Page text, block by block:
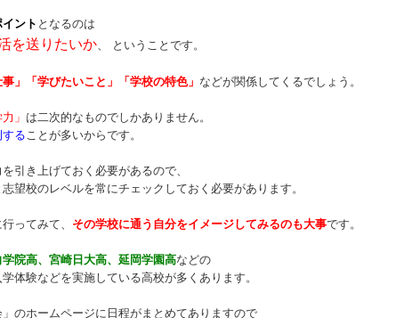
ント となるのは
を送りたいか、 ということです。
事」「学びたいこと」「学校の特色」 などが関係してくるでしょう。
」 は二次的なものでしかありません。
ることが多いからです。
引き上げておく必要があるので、
望校のレベルを常にチェックしておく必要があります。
ってみて、 その学校に通う自分をイメージしてみるのも大事です。
院高、宮崎日大高、延岡学園高などの
体験などを実施している高校が多くあります。
」のホームページに日程がまとめてありますので